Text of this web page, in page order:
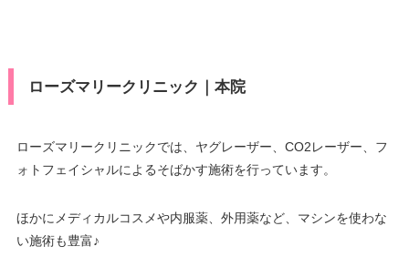
ローズマリークリニック｜本院
ローズマリークリニックでは、ヤグレーザー、CO2レーザー、フ
ォトフェイシャルによるそばかす施術を行っています。
ほかにメディカルコスメや内服薬、外用薬など、マシンを使わな
い施術も豊富♪